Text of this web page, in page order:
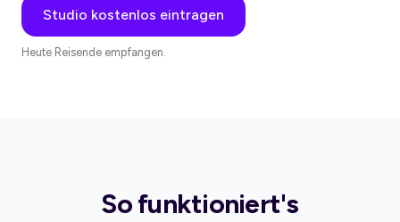
Studio kostenlos eintragen
Heute Reisende empfangen.
So funktioniert's